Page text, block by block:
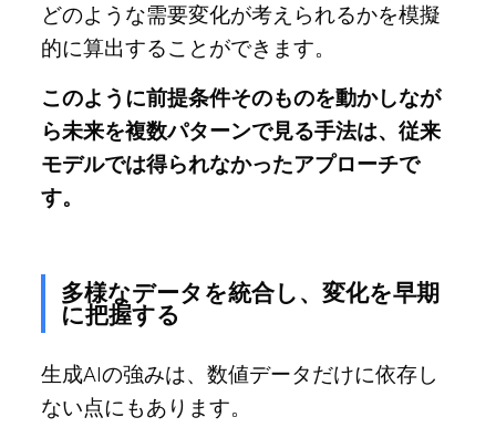
どのような需要変化が考えられるかを模擬
的に算出することができます。
このように前提条件そのものを動かしなが
ら未来を複数パターンで見る手法は、従来
モデルでは得られなかったアプローチで
す。
多様なデータを統合し、変化を早期
に把握する
生成AIの強みは、数値データだけに依存し
ない点にもあります。